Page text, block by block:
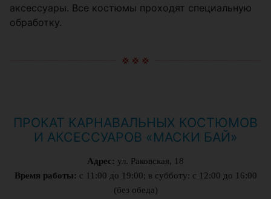
аксессуары. Все костюмы проходят специальную
обработку.
ПРОКАТ КАРНАВАЛЬНЫХ КОСТЮМОВ
И АКСЕССУАРОВ «МАСКИ БАЙ»
Адрес: ул. Раковская, 18
Время работы: с 11:00 до 19:00; в субботу: с 12:00 до 16:00
(без обеда)